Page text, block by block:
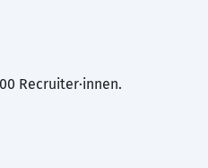
Recruiter·innen.